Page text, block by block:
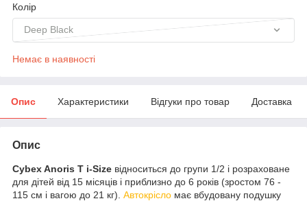
Колір
Deep Black
Немає в наявності
Опис Характеристики Відгуки про товар Доставка
Опис
Cybex Anoris T i-Size відноситься до групи 1/2 і розраховане
для дітей від 15 місяців і приблизно до 6 років (зростом 76 -
115 см і вагою до 21 кг). Автокрісло має вбудовану подушку